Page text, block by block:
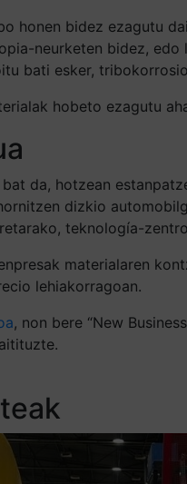
honen bidez ezagutu
neurketen bidez,
bati esker,
hobeto ezagutu
da, hotzean
dizkio
teknología-
materialaren
lehiakorragoan.
, non bere “New